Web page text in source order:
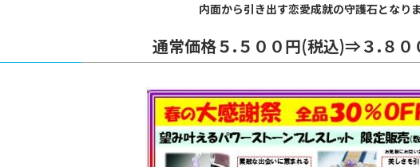
内面から引き出す恋愛成就の守護石となり
通常価格５.５００円(税込)⇒３.８０